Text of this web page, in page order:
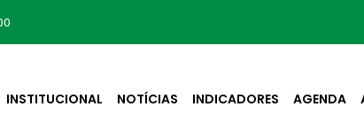
INSTITUCIONAL NOTÍCIAS INDICADORES AGENDA